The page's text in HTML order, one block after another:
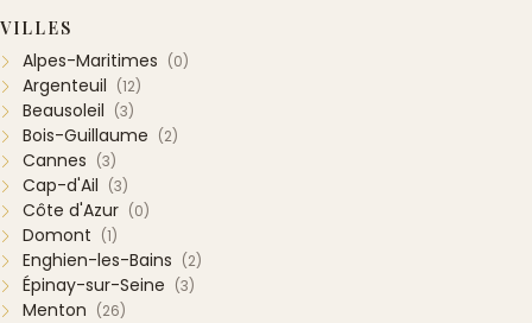
VILLES
Alpes-Maritimes (0)
Argenteuil (12)
Beausoleil (3)
Bois-Guillaume (2)
Cannes (3)
Cap-d'Ail (3)
Côte d'Azur (0)
Domont (1)
Enghien-les-Bains (2)
Épinay-sur-Seine (3)
Menton (26)